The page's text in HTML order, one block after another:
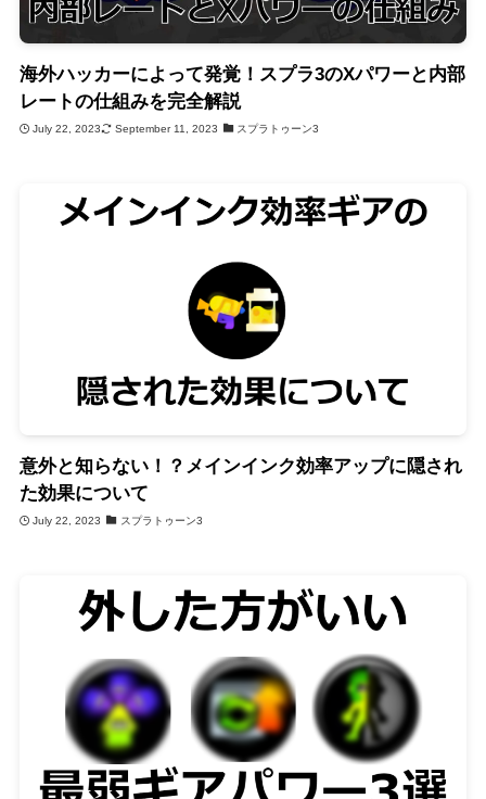
海外ハッカーによって発覚！スプラ3のXパワーと内部
レートの仕組みを完全解説
July 22, 2023 September 11, 2023 スプラトゥーン3
意外と知らない！？メインインク効率アップに隠され
た効果について
July 22, 2023 スプラトゥーン3